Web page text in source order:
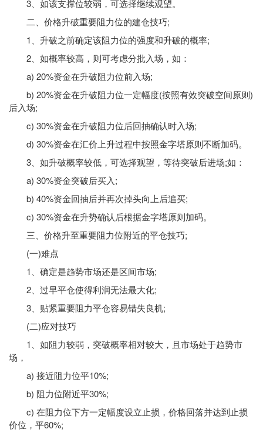
3、如该支撑位较弱，可选择继续观望。
二、价格升破重要阻力位的建仓技巧;
1、升破之前确定该阻力位的强度和升破的概率;
2、如概率较高，则可考虑分批入场，如：
a) 20%资金在升破阻力位前入场;
b) 20%资金在升破阻力位一定幅度(按照有效突破空间原则)
后入场;
c) 30%资金在升破阻力位后回抽确认时入场;
d) 30%资金在汇价上升过程中按照金字塔原则不断加码。
3、如升破概率较低，可选择观望，等待突破后进场;如：
a) 30%资金突破后买入;
b) 40%资金回抽后并再次掉头向上后追买;
c) 30%资金在升势确认后根据金字塔原则加码。
三、价格升至重要阻力位附近的平仓技巧;
(一)难点
1、确定是趋势市场还是区间市场;
2、过早平仓使得利润无法最大化;
3、贴紧重要阻力平仓容易错失良机;
(二)应对技巧
1、如阻力较弱，突破概率相对较大，且市场处于趋势市
场，
a) 接近阻力位平10%;
b) 阻力位附近平30%;
c) 在阻力位下方一定幅度设立止损，价格回落并达到止损
价位，平60%;